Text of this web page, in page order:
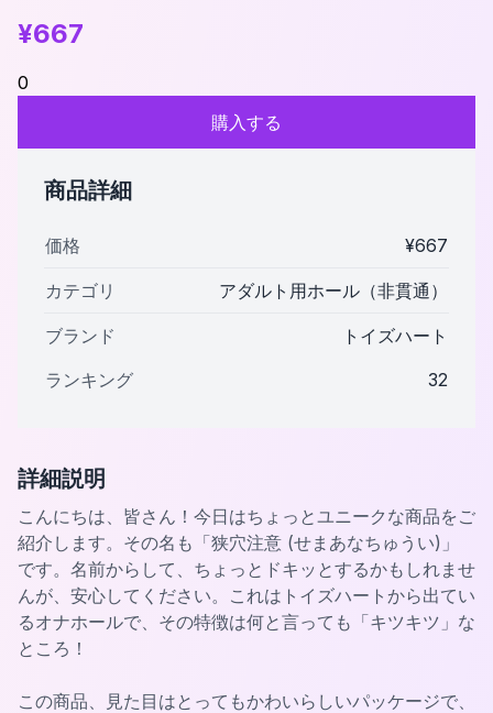
¥667
0
購入する
商品詳細
価格 ¥667
カテゴリ アダルト用ホール（非貫通）
ブランド
トイズハート
ランキング
32
詳細説明
こんにちは、皆さん！今日はちょっとユニークな商品をご
紹介します。その名も「狭穴注意 (せまあなちゅうい)」
です。名前からして、ちょっとドキッとするかもしれませ
んが、安心してください。これはトイズハートから出てい
るオナホールで、その特徴は何と言っても「キツキツ」な
ところ！
この商品、見た目はとってもかわいらしいパッケージで、